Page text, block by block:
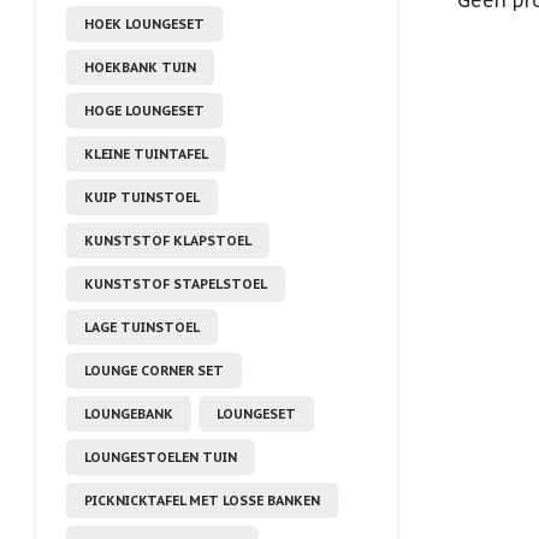
HOEK LOUNGESET
HOEKBANK TUIN
HOGE LOUNGESET
KLEINE TUINTAFEL
KUIP TUINSTOEL
KUNSTSTOF KLAPSTOEL
KUNSTSTOF STAPELSTOEL
LAGE TUINSTOEL
LOUNGE CORNER SET
LOUNGEBANK LOUNGESET
LOUNGESTOELEN TUIN
PICKNICKTAFEL MET LOSSE BANKEN